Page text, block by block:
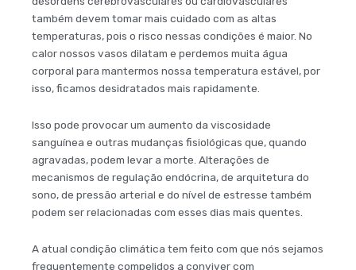
também devem tomar mais cuidado com as altas
temperaturas, pois o risco nessas condições é maior. No
calor nossos vasos dilatam e perdemos muita água
corporal para mantermos nossa temperatura estável, por
isso, ficamos desidratados mais rapidamente.
Isso pode provocar um aumento da viscosidade
sanguínea e outras mudanças fisiológicas que, quando
agravadas, podem levar a morte. Alterações de
mecanismos de regulação endócrina, de arquitetura do
sono, de pressão arterial e do nível de estresse também
podem ser relacionadas com esses dias mais quentes.
A atual condição climática tem feito com que nós sejamos
frequentemente compelidos a conviver com